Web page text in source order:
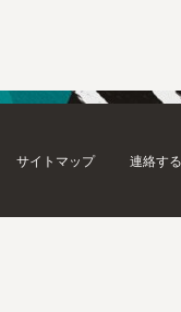
サイトマップ 連絡する